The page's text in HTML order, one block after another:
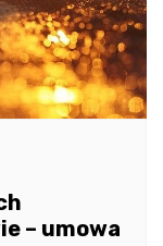
– umowa